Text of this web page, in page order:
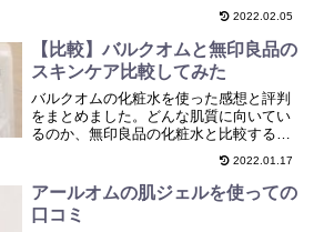
2022.02.05
【比較】バルクオムと無印良品の
スキンケア比較してみた
バルクオムの化粧水を使った感想と評判
をまとめました。どんな肌質に向いてい
るのか、無印良品の化粧水と比較すると
どうなのかもまとめています。 2022.01.17
アールオムの肌ジェルを使っての
口コミ